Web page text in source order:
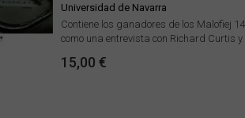
Universidad de Navarra
Contiene los ganadores de los Malofiej
como una entrevista con Richard Curtis y
15,00 €